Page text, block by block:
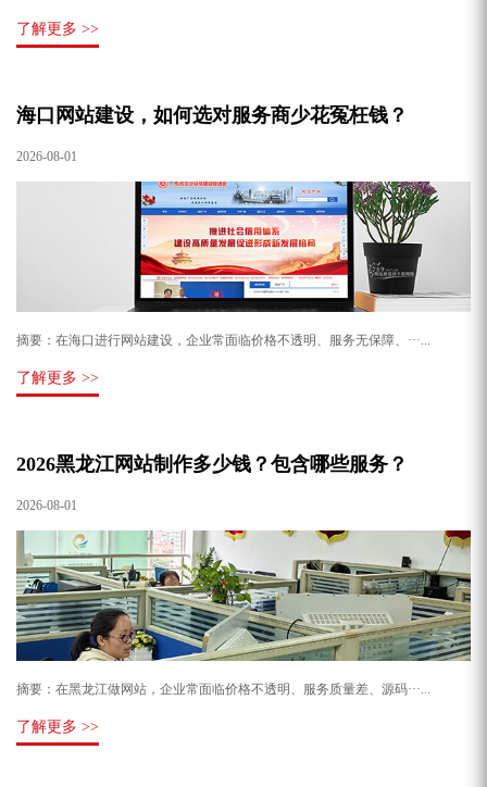
了解更多 >>
海口网站建设，如何选对服务商少花冤枉钱？
2026-08-01
摘要：在海口进行网站建设，企业常面临价格不透明、服务无保障、···...
了解更多 >>
2026黑龙江网站制作多少钱？包含哪些服务？
2026-08-01
摘要：在黑龙江做网站，企业常面临价格不透明、服务质量差、源码···...
了解更多 >>